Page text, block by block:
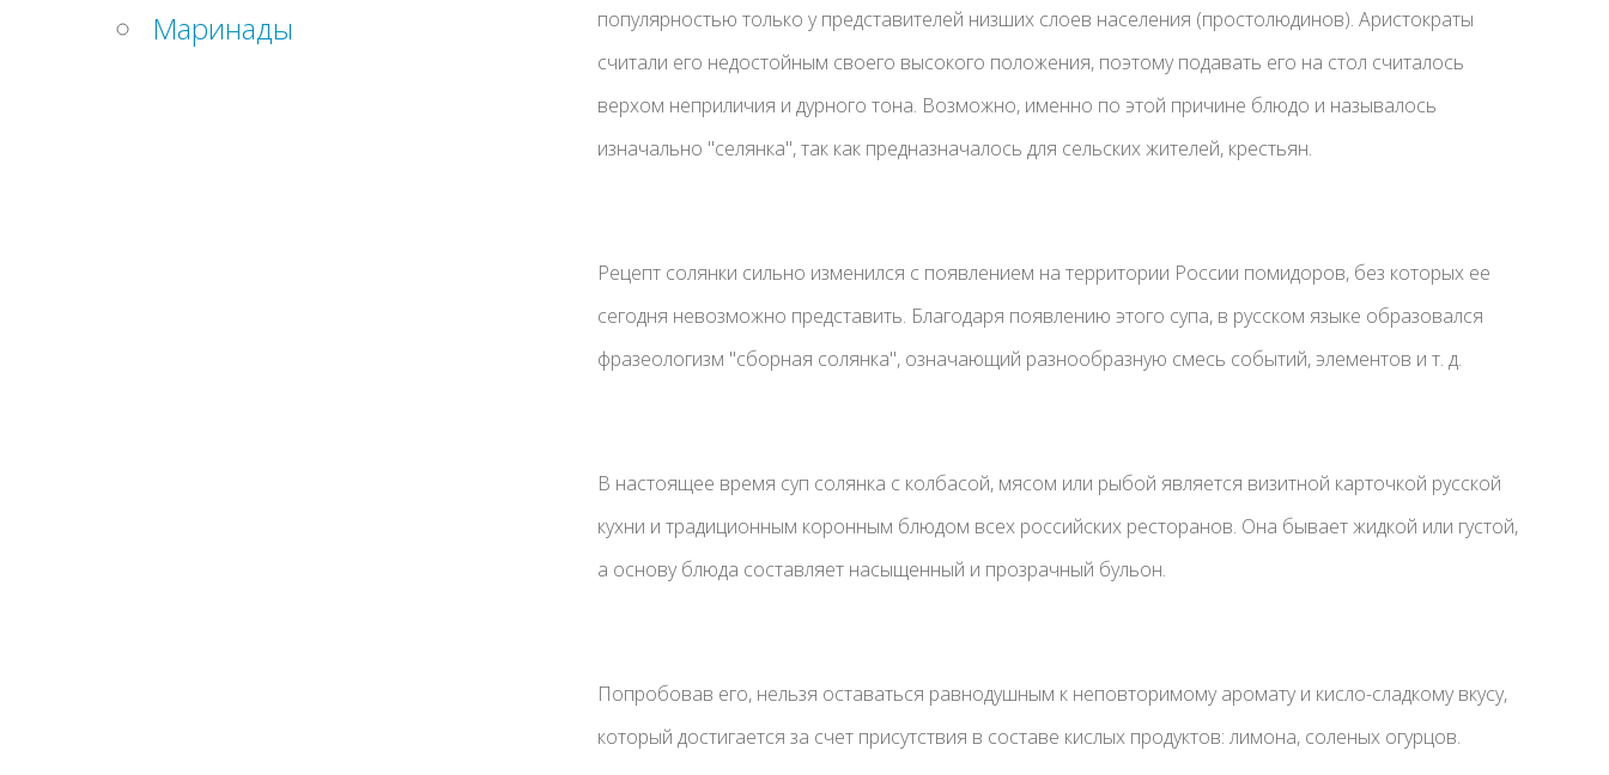
Маринады
популярностью только у представителей низших слоев населения (простолюдинов). Аристократы
считали его недостойным своего высокого положения, поэтому подавать его на стол считалось
верхом неприличия и дурного тона. Возможно, именно по этой причине блюдо и называлось
изначально "селянка", так как предназначалось для сельских жителей, крестьян.
Рецепт солянки сильно изменился с появлением на территории России помидоров, без которых ее
сегодня невозможно представить. Благодаря появлению этого супа, в русском языке образовался
фразеологизм "сборная солянка", означающий разнообразную смесь событий, элементов и т. д.
В настоящее время суп солянка с колбасой, мясом или рыбой является визитной карточкой русской
кухни и традиционным коронным блюдом всех российских ресторанов. Она бывает жидкой или густой,
а основу блюда составляет насыщенный и прозрачный бульон.
Попробовав его, нельзя оставаться равнодушным к неповторимому аромату и кисло-сладкому вкусу,
который достигается за счет присутствия в составе кислых продуктов: лимона, соленых огурцов.